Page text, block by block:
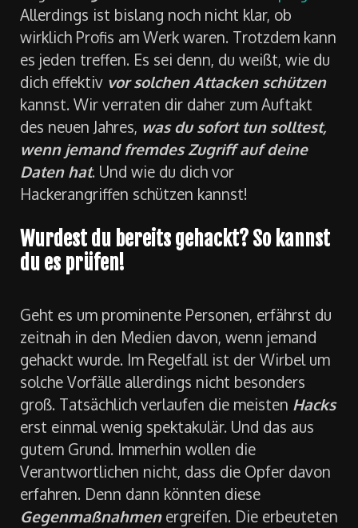
und andere bekannte Personen wurden
angeblichgehackt(Klick: Bericht im Spiegel).
Allerdings ist bislang noch nicht klar, ob
wirklich Profis am Werk waren. Trotzdem kann
es jeden treffen. Es sei denn, du weißt, wie du
dich effektivvor solchen Attacken schützen
kannst. Wir verraten dir daher zum Auftakt
des neuen Jahres,was du sofort tun solltest,
wenn jemand fremdes Zugriff auf deine
Hackerangriffen schützen kannst!
du es prüfen!
Geht es um prominente Personen, erfährst du
zeitnah in den Medien davon, wenn jemand
gehackt wurde. Im Regelfall ist der Wirbel um
solche Vorfälle allerdings nicht besonders
groß. Tatsächlich verlaufen die meisten
erst einmal wenig spektakulär. Und das aus
gutem Grund. Immerhin wollen die
Verantwortlichen nicht, dass die Opfer davon